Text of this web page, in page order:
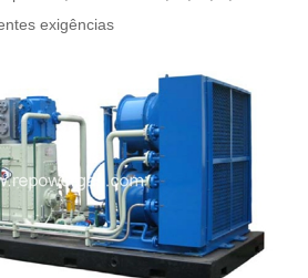
exigências